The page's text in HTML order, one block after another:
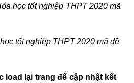
học tốt nghiệp THPT 2020 mã
tốt nghiệp THPT 2020 mã đề
load lại trang để cập nhật kết